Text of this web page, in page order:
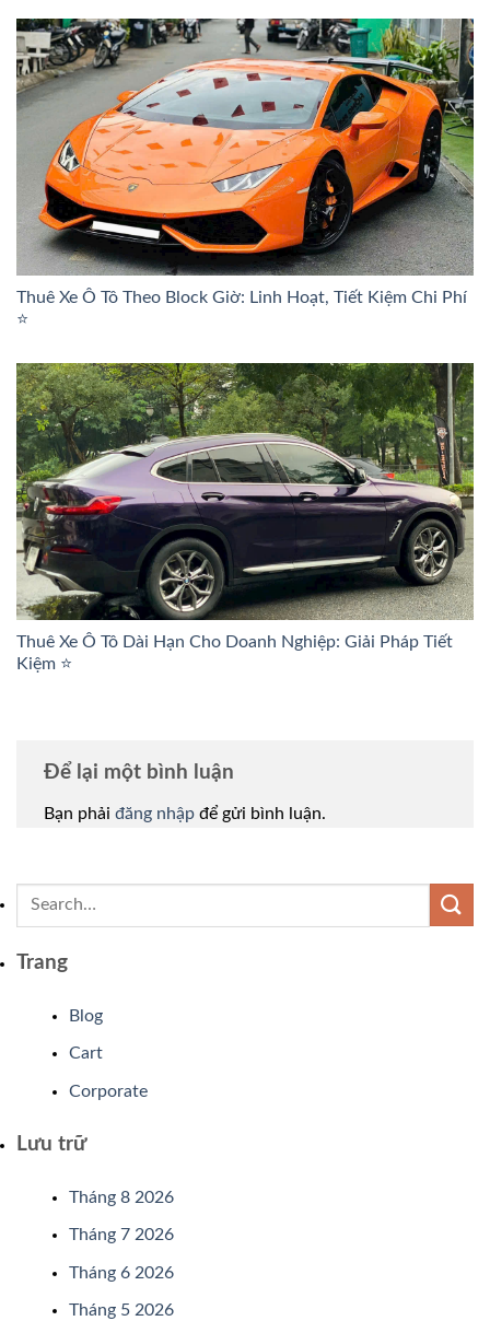
Thuê Xe Ô Tô Theo Block Giờ: Linh Hoạt, Tiết Kiệm Chi Phí
⭐
Thuê Xe Ô Tô Dài Hạn Cho Doanh Nghiệp: Giải Pháp Tiết
Kiệm ⭐
Để lại một bình luận
Bạn phải đăng nhập để gửi bình luận.
Trang
Blog
Cart
Corporate
Lưu trữ
Tháng 8 2026
Tháng 7 2026
Tháng 6 2026
Tháng 5 2026